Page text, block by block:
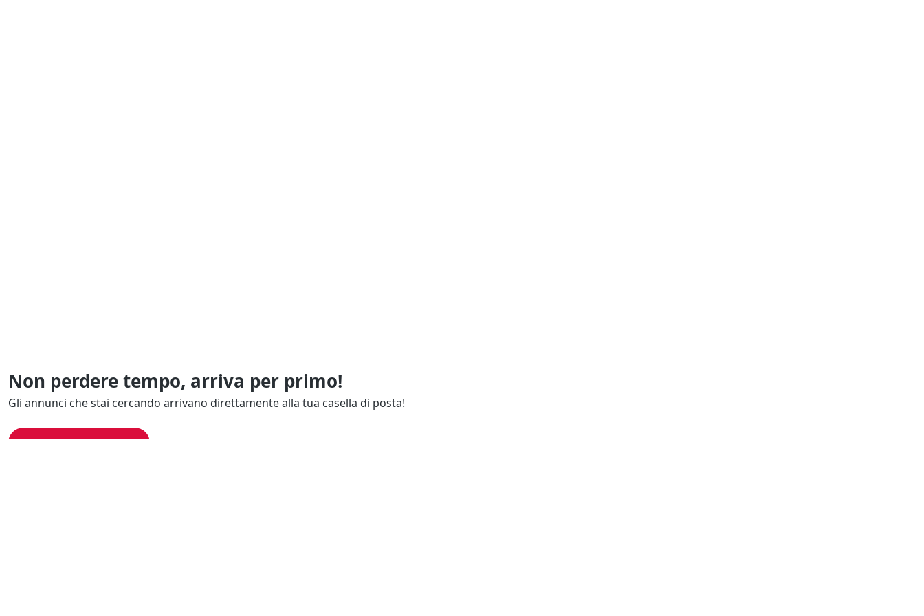
Non perdere tempo, arriva per primo!
Gli annunci che stai cercando arrivano direttamente alla tua casella di posta!
Resta Aggiornato